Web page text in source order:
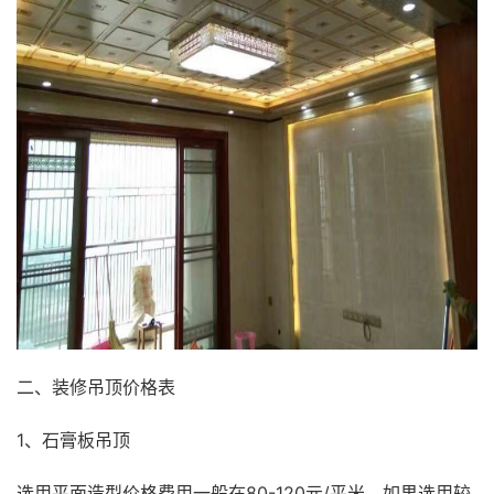
二、装修吊顶价格表
1、石膏板吊顶